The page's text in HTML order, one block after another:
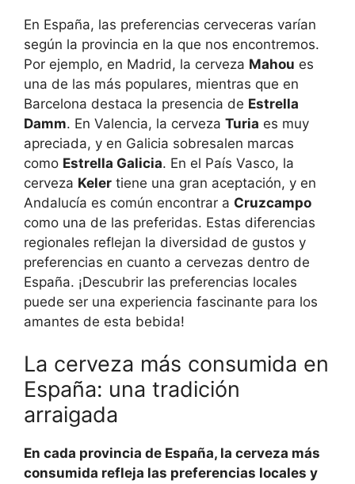
En España, las preferencias cerveceras varían
según la provincia en la que nos encontremos.
Por ejemplo, en Madrid, la cerveza Mahou es
una de las más populares, mientras que en
Barcelona destaca la presencia de Estrella
Damm. En Valencia, la cerveza Turia es muy
apreciada, y en Galicia sobresalen marcas
como Estrella Galicia. En el País Vasco, la
cerveza Keler tiene una gran aceptación, y en
Andalucía es común encontrar a Cruzcampo
como una de las preferidas. Estas diferencias
regionales reflejan la diversidad de gustos y
preferencias en cuanto a cervezas dentro de
España. ¡Descubrir las preferencias locales
puede ser una experiencia fascinante para los
amantes de esta bebida!
La cerveza más consumida en
España: una tradición
arraigada
En cada provincia de España, la cerveza más
consumida refleja las preferencias locales y